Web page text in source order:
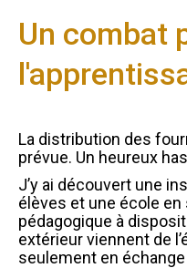
Un combat
La distribution des
prévue. Un heureux
J’y ai découvert une
élèves et une école en
pédagogique à
extérieur viennent de
seulement en